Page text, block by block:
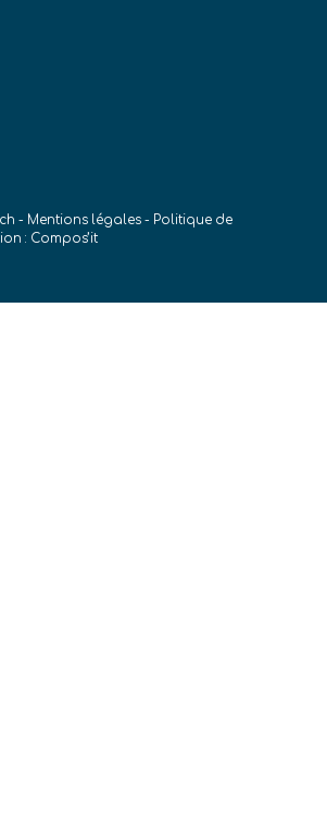
- Mentions légales - Politique de
: Compos’it